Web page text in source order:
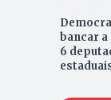
bancar a
6